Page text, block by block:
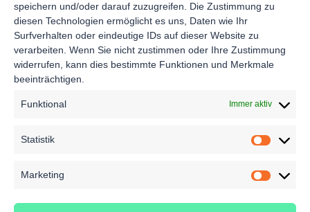
speichern und/oder darauf zuzugreifen. Die Zustimmung zu
diesen Technologien ermöglicht es uns, Daten wie Ihr
Surfverhalten oder eindeutige IDs auf dieser Website zu
verarbeiten. Wenn Sie nicht zustimmen oder Ihre Zustimmung
widerrufen, kann dies bestimmte Funktionen und Merkmale
beeinträchtigen.
Funktional Immer aktiv
Statistik
Marketing
Nexpirit
Über uns
Unsere Vision
Team
Services
Infos & News
Follow Us
Newsletter
© 2026 Nexpirit GmbH. All Rights Reserved.